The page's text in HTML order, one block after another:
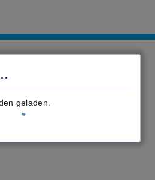
geladen.